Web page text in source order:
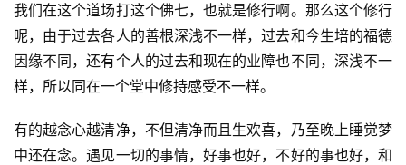
我们在这个道场打这个佛七，也就是修行啊。那么这个修行
呢，由于过去各人的善根深浅不一样，过去和今生培的福德
因缘不同，还有个人的过去和现在的业障也不同，深浅不一
样，所以同在一个堂中修持感受不一样。
有的越念心越清净，不但清净而且生欢喜，乃至晚上睡觉梦
中还在念。遇见一切的事情，好事也好，不好的事也好，和